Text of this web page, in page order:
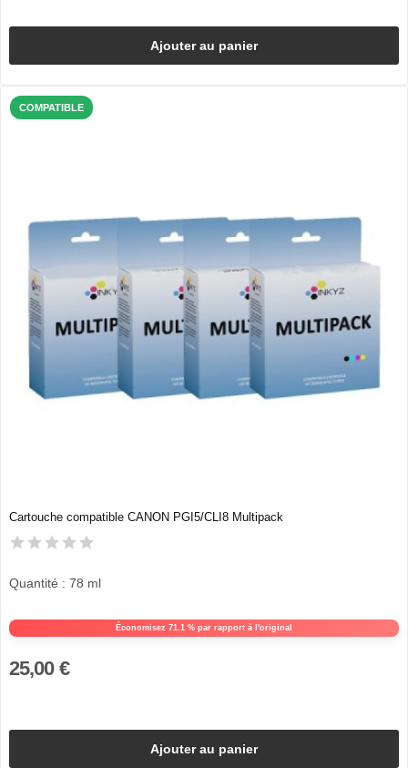
Ajouter au panier
COMPATIBLE
Cartouche compatible CANON PGI5/CLI8 Multipack
Économisez 71.1 % par rapport à l'original
Quantité : 78 ml
25,00 €
Ajouter au panier